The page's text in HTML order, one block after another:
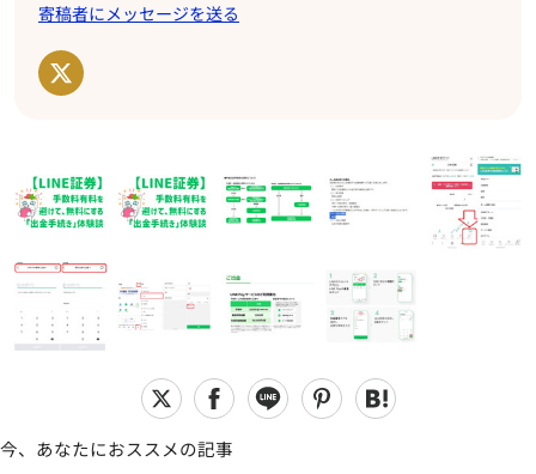
寄稿者にメッセージを送る
今、あなたにおススメの記事